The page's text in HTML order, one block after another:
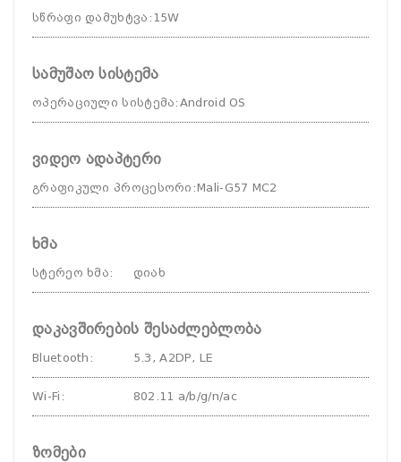
სწრაფი დამუხტვა : 15W
სამუშაო სისტემა
ოპერაციული სისტემა: Android OS
ვიდეო ადაპტერი
გრაფიკული პროცესორი :Mali-G57 MC2
ხმა
სტერეო ხმა: დიახ
დაკავშირების შესაძლებლობა
Bluetooth : 5.3, A2DP, LE
Wi-Fi : 802.11 a/b/g/n/ac
ზომები